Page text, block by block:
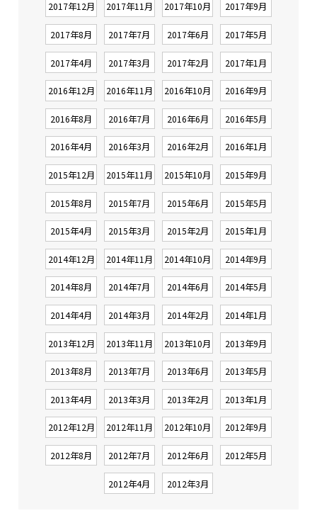
2017年12月 2017年11月 2017年10月 2017年9月
2017年8月 2017年7月 2017年6月 2017年5月
2017年4月 2017年3月 2017年2月 2017年1月
2016年12月 2016年11月 2016年10月 2016年9月
2016年8月 2016年7月 2016年6月 2016年5月
2016年4月 2016年3月 2016年2月 2016年1月
2015年12月 2015年11月 2015年10月 2015年9月
2015年8月 2015年7月 2015年6月 2015年5月
2015年4月 2015年3月 2015年2月 2015年1月
2014年12月 2014年11月 2014年10月 2014年9月
2014年8月 2014年7月 2014年6月 2014年5月
2014年4月 2014年3月 2014年2月 2014年1月
2013年12月 2013年11月 2013年10月 2013年9月
2013年8月 2013年7月 2013年6月 2013年5月
2013年4月 2013年3月 2013年2月 2013年1月
2012年12月 2012年11月 2012年10月 2012年9月
2012年8月 2012年7月 2012年6月 2012年5月
2012年4月 2012年3月